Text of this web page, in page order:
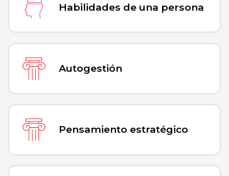
Habilidades de una persona
Autogestión
Pensamiento estratégico